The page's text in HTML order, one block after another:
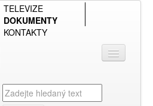
TELEVIZE
DOKUMENTY
KONTAKTY